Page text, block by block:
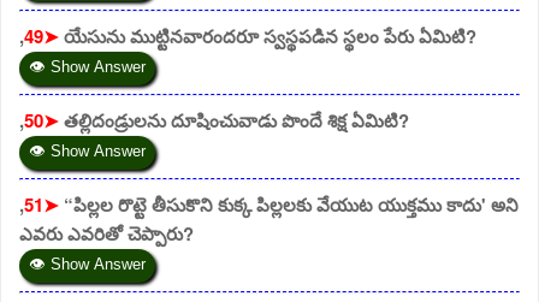
,49➤యేసును ముట్టినవారందరూ స్వస్థపడిన స్థలం పేరు ఏమిటి?
👁 Show Answer
,50➤తల్లిదండ్రులను దూషించువాడు పొందే శిక్ష ఏమిటి?
👁 Show Answer
,51➤ “పిల్లల రొట్టె తీసుకొని కుక్క పిల్లలకు వేయుట యుక్తము కాదు' అని
ఎవరు ఎవరితో చెప్పారు?
👁 Show Answer